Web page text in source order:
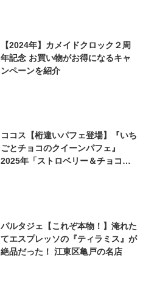
【2024年】カメイドクロック２周
年記念 お買い物がお得になるキャ
ンペーンを紹介
ココス【桁違いパフェ登場】『いち
ごとチョコのクイーンパフェ』
2025年「ストロベリー＆チョコレ
パルタジェ【これぞ本物！】淹れた
てエスプレッソの『ティラミス』が
絶品だった！ 江東区亀戸の名店